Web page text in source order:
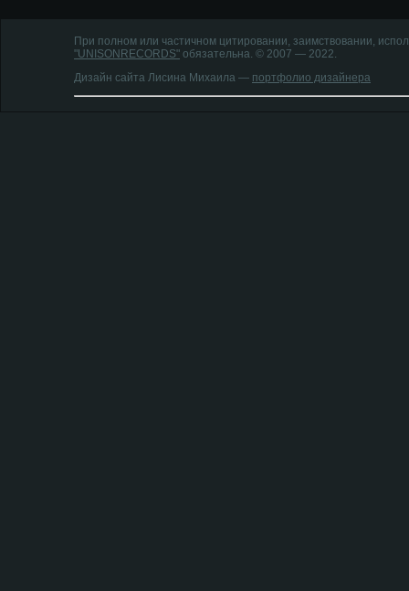
При полном или частичном цитировании, заимствовании,
"UNISONRECORDS" обязательна. © 2007 — 2022.
Дизайн сайта Лисина Михаила — портфолио дизайнера